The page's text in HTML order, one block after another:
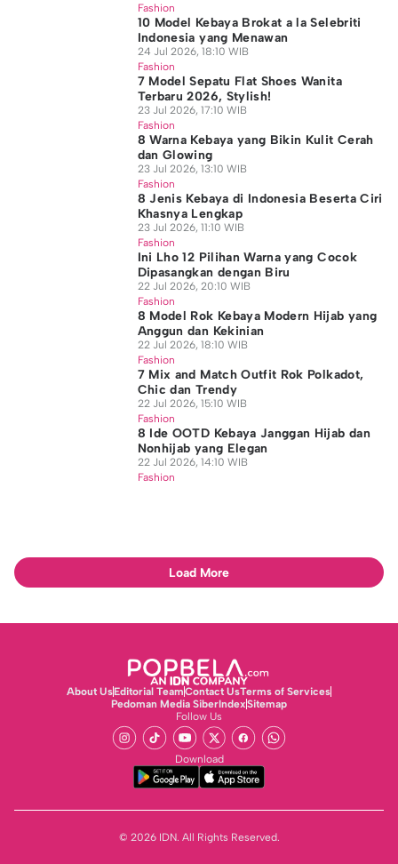
Fashion
10 Model Kebaya Brokat a la Selebriti
Indonesia yang Menawan
24 Jul 2026, 18:10 WIB
Fashion
7 Model Sepatu Flat Shoes Wanita
Terbaru 2026, Stylish!
23 Jul 2026, 17:10 WIB
Fashion
8 Warna Kebaya yang Bikin Kulit Cerah
dan Glowing
23 Jul 2026, 13:10 WIB
Fashion
8 Jenis Kebaya di Indonesia Beserta Ciri
Khasnya Lengkap
23 Jul 2026, 11:10 WIB
Fashion
Ini Lho 12 Pilihan Warna yang Cocok
Dipasangkan dengan Biru
22 Jul 2026, 20:10 WIB
Fashion
8 Model Rok Kebaya Modern Hijab yang
Anggun dan Kekinian
22 Jul 2026, 18:10 WIB
Fashion
7 Mix and Match Outfit Rok Polkadot,
Chic dan Trendy
22 Jul 2026, 15:10 WIB
Fashion
8 Ide OOTD Kebaya Janggan Hijab dan
Nonhijab yang Elegan
22 Jul 2026, 14:10 WIB
Fashion
Load More
About UsEditorial TeamContact UsTerms of Services
Pedoman Media SiberIndexSitemap
Follow Us
Download
© 2026 IDN. All Rights Reserved.